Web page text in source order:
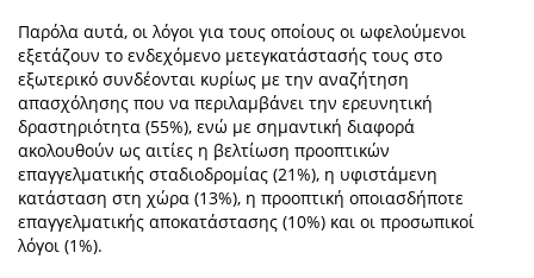
Παρόλα αυτά, οι λόγοι για τους οποίους οι ωφελούμενοι
εξετάζουν το ενδεχόμενο μετεγκατάστασής τους στο
εξωτερικό συνδέονται κυρίως με την αναζήτηση
απασχόλησης που να περιλαμβάνει την ερευνητική
δραστηριότητα (55%), ενώ με σημαντική διαφορά
ακολουθούν ως αιτίες η βελτίωση προοπτικών
επαγγελματικής σταδιοδρομίας (21%), η υφιστάμενη
κατάσταση στη χώρα (13%), η προοπτική οποιασδήποτε
επαγγελματικής αποκατάστασης (10%) και οι προσωπικοί
λόγοι (1%).